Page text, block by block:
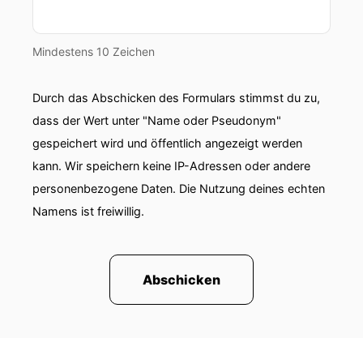
Mindestens 10 Zeichen
Durch das Abschicken des Formulars stimmst du zu,
dass der Wert unter "Name oder Pseudonym"
gespeichert wird und öffentlich angezeigt werden
kann. Wir speichern keine IP-Adressen oder andere
personenbezogene Daten. Die Nutzung deines echten
Namens ist freiwillig.
Abschicken